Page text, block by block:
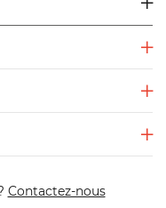
Contactez-nous